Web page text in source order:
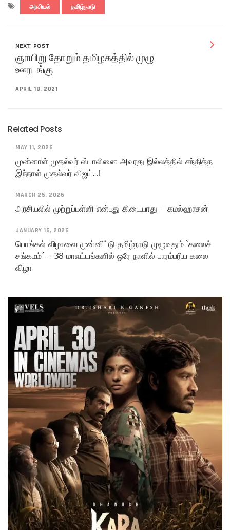
அரசியல் தமிழ்நாடு
NEXT POST
ஞாயிறு தோறும் தமிழகத்தில் முழு
ஊரடங்கு
APRIL 18, 2021
Related Posts
MAY 11, 2026
முன்னாள் முதல்வர் ஸ்டாலினை அவரது இல்லத்தில் சந்தித்த
இந்நாள் முதல்வர் விஜய்..!
MARCH 25, 2026
அரசியலில் முற்றுப்புள்ளி என்பது கிடையாது – கமல்ஹாசன்
JANUARY 16, 2026
பொங்கல் விழாவை முன்னிட்டு தமிழ்நாடு முழுவதும் ‘கலைச்
சங்கமம்’ – 38 மாவட்டங்களில் ஒரே நாளில் பாரம்பரிய கலை
விழா